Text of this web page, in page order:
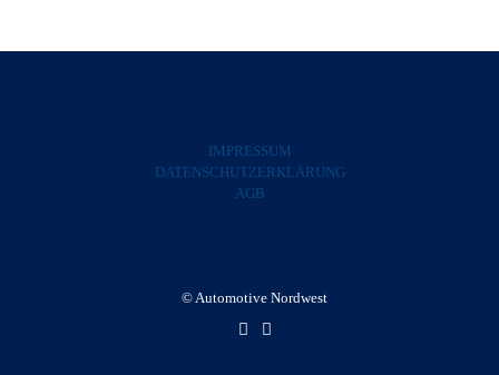
IMPRESSUM
DATENSCHUTZERKLÄRUNG
AGB
© Automotive Nordwest